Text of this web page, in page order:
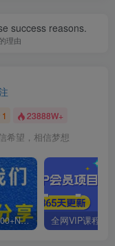
success reasons.
理由
1 23888W+
希望，相信梦想
白菜价解锁20000+N个赚钱机会，加入星叙轻创会员，全站资源免费学习。